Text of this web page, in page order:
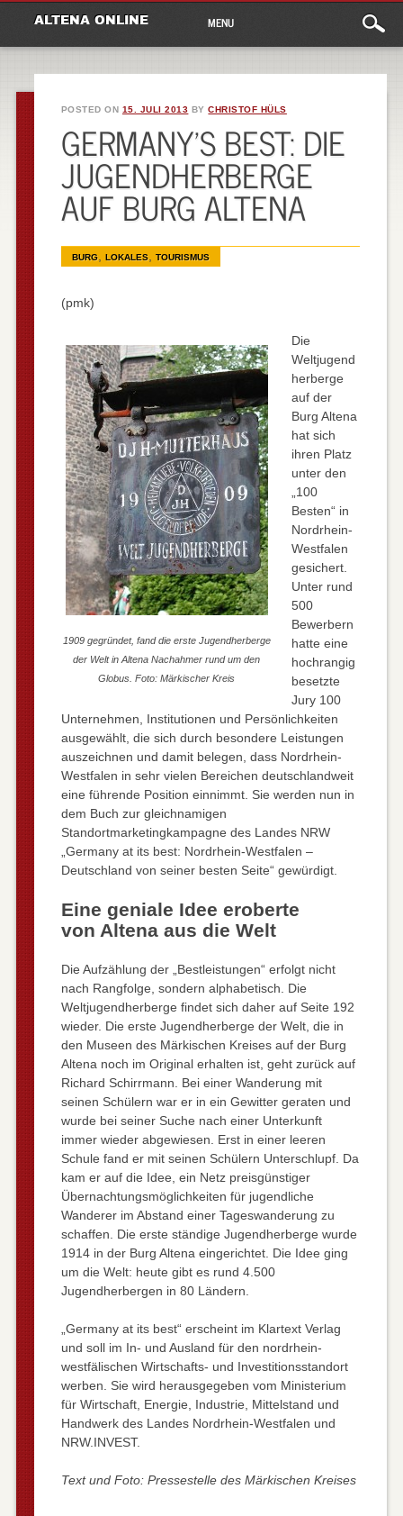
ALTENA ONLINE
Main
menu
content
MENU
POSTED ON 15. JULI 2013 BYCHRISTOF HÜLS
GERMANY’S BEST: DIE
JUGENDHERBERGE
AUF BURG ALTENA
BURG, LOKALES, TOURISMUS
(pmk)
1909 gegründet, fand die erste Jugendherberge
der Welt in Altena Nachahmer rund um den
Globus. Foto: Märkischer Kreis
Die
Weltjugend
herberge
auf der
Burg Altena
hat sich
ihren Platz
unter den
„100
Besten“ in
Nordrhein-
Westfalen
gesichert.
Unter rund
500
Bewerbern
hatte eine
hochrangig
besetzte
Jury 100
Unternehmen, Institutionen und Persönlichkeiten
ausgewählt, die sich durch besondere Leistungen
auszeichnen und damit belegen, dass Nordrhein-
Westfalen in sehr vielen Bereichen deutschlandweit
eine führende Position einnimmt. Sie werden nun in
dem Buch zur gleichnamigen
Standortmarketingkampagne des Landes NRW
„Germany at its best: Nordrhein-Westfalen –
Deutschland von seiner besten Seite“ gewürdigt.
Eine geniale Idee eroberte
von Altena aus die Welt
Die Aufzählung der „Bestleistungen“ erfolgt nicht
nach Rangfolge, sondern alphabetisch. Die
Weltjugendherberge findet sich daher auf Seite 192
wieder. Die erste Jugendherberge der Welt, die in
den Museen des Märkischen Kreises auf der Burg
Altena noch im Original erhalten ist, geht zurück auf
Richard Schirrmann. Bei einer Wanderung mit
seinen Schülern war er in ein Gewitter geraten und
wurde bei seiner Suche nach einer Unterkunft
immer wieder abgewiesen. Erst in einer leeren
Schule fand er mit seinen Schülern Unterschlupf. Da
kam er auf die Idee, ein Netz preisgünstiger
Übernachtungsmöglichkeiten für jugendliche
Wanderer im Abstand einer Tageswanderung zu
schaffen. Die erste ständige Jugendherberge wurde
1914 in der Burg Altena eingerichtet. Die Idee ging
um die Welt: heute gibt es rund 4.500
Jugendherbergen in 80 Ländern.
„Germany at its best“ erscheint im Klartext Verlag
und soll im In- und Ausland für den nordrhein-
westfälischen Wirtschafts- und Investitionsstandort
werben. Sie wird herausgegeben vom Ministerium
für Wirtschaft, Energie, Industrie, Mittelstand und
Handwerk des Landes Nordrhein-Westfalen und
NRW.INVEST.
Text und Foto: Pressestelle des Märkischen Kreises